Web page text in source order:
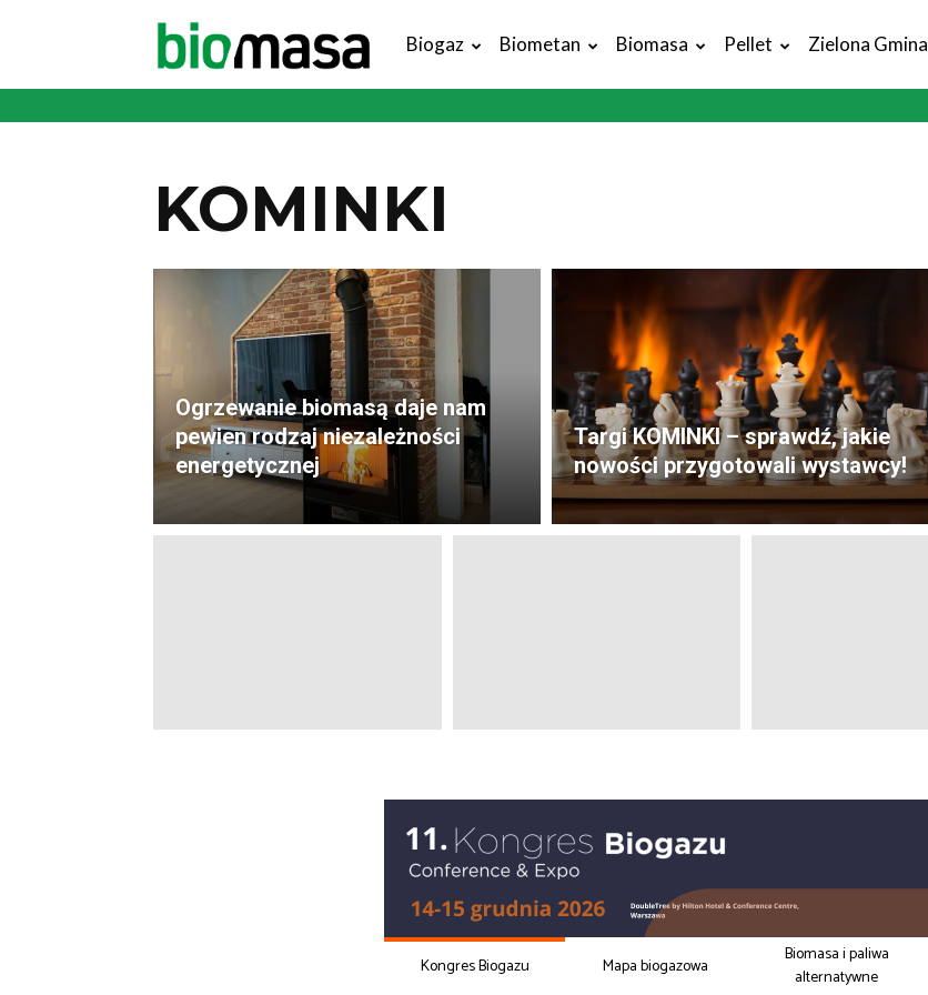
Magazyn
Biogaz Biometan Biomasa Pellet Zielona Gmina
KOMINKI
Ogrzewanie biomasą daje nam
pewien rodzaj niezależności
energetycznej
Targi KOMINKI – sprawdź, jakie
nowości przygotowali wystawcy!
Kongres Biogazu Mapa biogazowa
Biomasa i paliwa
alternatywne